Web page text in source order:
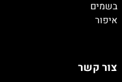
בשמים
איפור
צור קשר